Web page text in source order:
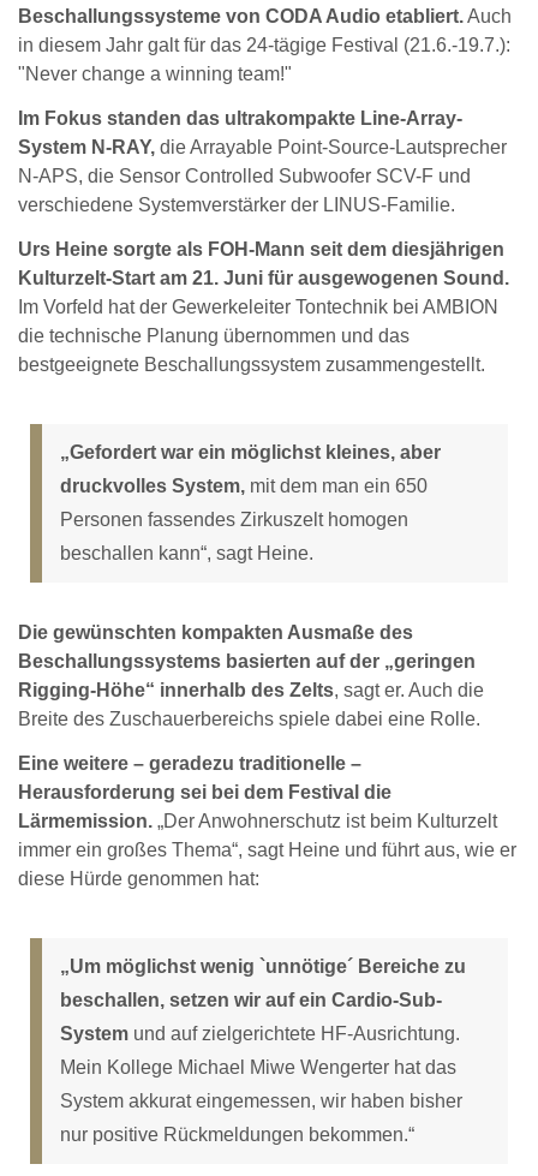
Beschallungssysteme von CODA Audio etabliert.Auch
in diesem Jahr galt für das 24-tägige Festival (21.6.-19.7.):
"Never change a winning team!"
Im Fokus standen das ultrakompakte Line-Array-
System N-RAY, die Arrayable Point-Source-Lautsprecher
N-APS, die Sensor Controlled Subwoofer SCV-F und
verschiedene Systemverstärker der LINUS-Familie.
Urs Heine sorgte als FOH-Mann seit dem diesjährigen
Kulturzelt-Start am 21. Juni für ausgewogenen Sound.
Im Vorfeld hat der Gewerkeleiter Tontechnik bei AMBION
die technische Planung übernommen und das
bestgeeignete Beschallungssystem zusammengestellt.
„Gefordert war ein möglichst kleines, aber
druckvolles System, mit dem man ein 650
Personen fassendes Zirkuszelt homogen
beschallen kann“, sagt Heine.
Die gewünschten kompakten Ausmaße des
Beschallungssystems basierten auf der „geringen
Rigging-Höhe“ innerhalb des Zelts, sagt er. Auch die
Breite des Zuschauerbereichs spiele dabei eine Rolle.
Eine weitere – geradezu traditionelle –
Herausforderung sei bei dem Festival die
Lärmemission. „Der Anwohnerschutz ist beim Kulturzelt
immer ein großes Thema“, sagt Heine und führt aus, wie er
diese Hürde genommen hat:
„Um möglichst wenig `unnötige´ Bereiche zu
beschallen, setzen wir auf ein Cardio-Sub-
System und auf zielgerichtete HF-Ausrichtung.
Mein Kollege Michael Miwe Wengerter hat das
System akkurat eingemessen, wir haben bisher
nur positive Rückmeldungen bekommen.“